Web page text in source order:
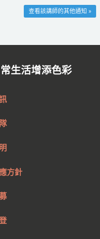
查看該講師的其他通知 »
生活增添色彩
方針